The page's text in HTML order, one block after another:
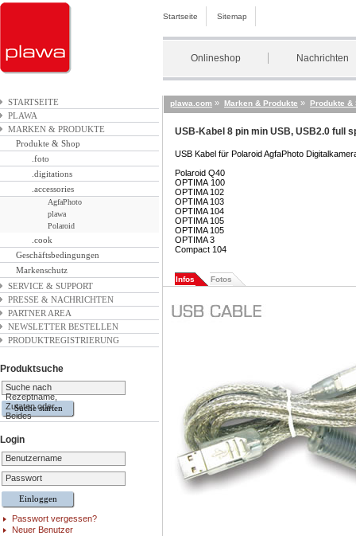
Startseite Sitemap
Onlineshop Nachrichten
STARTSEITE
PLAWA
MARKEN & PRODUKTE
Produkte & Shop
.foto
.digitations
.accessories
AgfaPhoto
plawa
Polaroid
.cook
Geschäftsbedingungen
Markenschutz
SERVICE & SUPPORT
PRESSE & NACHRICHTEN
PARTNER AREA
NEWSLETTER BESTELLEN
PRODUKTREGISTRIERUNG
Produktsuche
Suche nach
Rezeptname,
Zutaten oder
Beides
Login
Benutzername
Passwort
Passwort vergessen?
Neuer Benutzer
plawa.com » Marken & Produkte » Produkte &
USB-Kabel 8 pin min USB, USB2.0 full
USB Kabel für Polaroid AgfaPhoto
Polaroid Q40
OPTIMA 100
OPTIMA 102
OPTIMA 103
OPTIMA 104
OPTIMA 105
OPTIMA 105
OPTIMA 3
Compact 104
Infos Fotos